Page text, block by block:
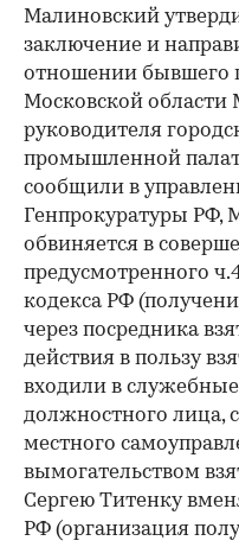
Малиновский
заключение и
отношении бывшего
Московской области
руководителя
промышленной
сообщили в
Генпрокуратуры РФ,
обвиняется в
предусмотренного
кодекса РФ
через посредника
действия в пользу
входили в
должностного лица,
местного
вымогательством
Сергею Титенку
РФ (организация